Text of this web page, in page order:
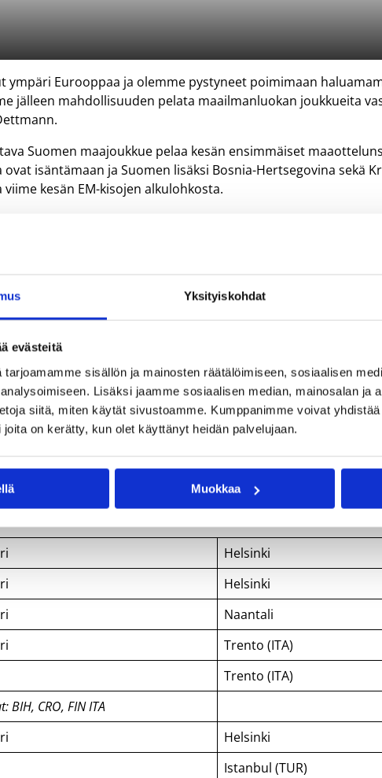
Yksityiskohdat
evästeitä
tarjoamamme sisällön ja mainosten räätälöimiseen, sosiaalisen
Lisäksi jaamme sosiaalisen median, mainosalan ja
siitä, miten käytät sivustoamme. Kumppanimme voivat
joita on kerätty, kun olet käyttänyt heidän palvelujaan.
Muokkaa
ympäri Eurooppaa ja olemme pystyneet poimimaan
jälleen mahdollisuuden pelata maailmanluokan joukkueita
Suomen maajoukkue pelaa kesän ensimmäiset
isäntämaan ja Suomen lisäksi Bosnia-Hertsegovina sekä
kesän EM-kisojen alkulohkosta.
jossa mukana ovat MM-hopeamitalisti Turkki, Aasian
Iran sekä Saksa.
aikana Saksassa. Kutsu germaanien vieraaksi kävi
turnaus, johon osallistuvat myös Kroatia ja Turkki.
kahteen samaan turnaukseen palvelee Dettmannin mukaan
kahdesti lyhyen ajan sisään samaa joukkuetta vastaan.
Jäähallissa kotiottelulla Albaniaa vastaan. Ottelun yhteydessä
tekemänsä kannustuskappaleen.
2012
Helsinki
Helsinki
Naantali
Trento (ITA)
Trento (ITA)
BIH, CRO, FIN ITA
Helsinki
Istanbul (TUR)